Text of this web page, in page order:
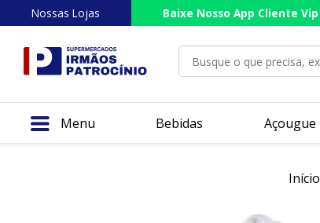
Nossas Lojas Baixe Nosso App Cliente Vip
Menu Bebidas Açougue
Início